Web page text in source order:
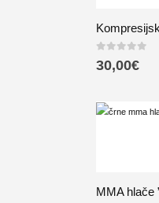
0out of 5
30,00€
MMA hlače